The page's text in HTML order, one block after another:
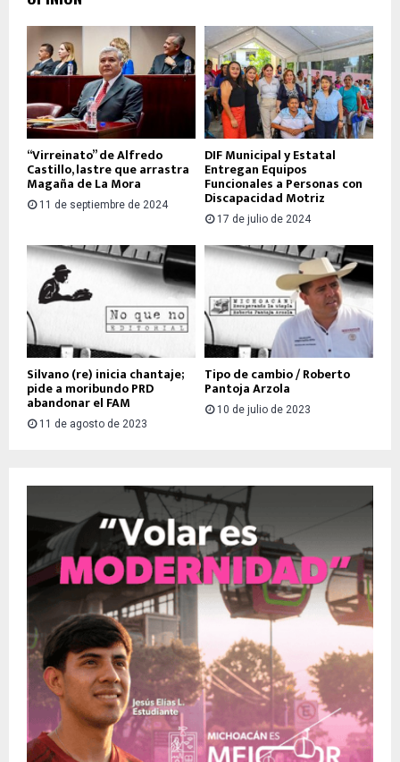
“Virreinato” de Alfredo
Castillo, lastre que arrastra
Magaña de La Mora
11 de septiembre de 2024
DIF Municipal y Estatal
Entregan Equipos
Funcionales a Personas con
Discapacidad Motriz
17 de julio de 2024
Silvano (re) inicia chantaje;
pide a moribundo PRD
abandonar el FAM
11 de agosto de 2023
Tipo de cambio / Roberto
Pantoja Arzola
10 de julio de 2023